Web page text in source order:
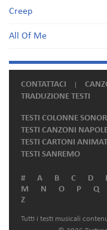
Creep
All Of Me
CONTATTACI
TRADUZIONE TESTI
TESTI COLONNE
TESTI CANZONI
TESTI CARTONI
TESTI SANREMO
# A B C D
M
N O P Q
Z
Tutti i testi musicali